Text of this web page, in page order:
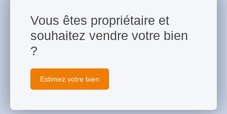
Vous êtes propriétaire et
souhaitez vendre votre bien
?
Estimez votre bien